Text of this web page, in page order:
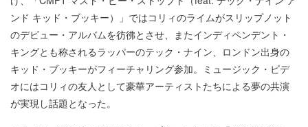
ンド キッド・ブッキー）」ではコリィのライムがスリップノット
のデビュー・アルバムを彷彿とさせ、またインディペンデント・
キングとも称されるラッパーのテック・ナイン、ロンドン出身の
キッド・ブッキーがフィーチャリング参加。ミュージック・ビデ
オにはコリィの友人として豪華アーティストたちによる夢の共演
が実現し話題となった。